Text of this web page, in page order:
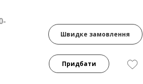
Швидке замовлення
Придбати